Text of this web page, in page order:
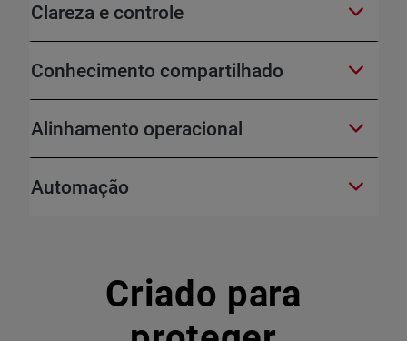
Clareza e controle
Conhecimento compartilhado
Alinhamento operacional
Automação
Criado para